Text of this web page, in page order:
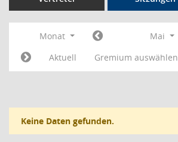
Monat Mai
Aktuell
Gremium auswählen
Keine Daten gefunden.